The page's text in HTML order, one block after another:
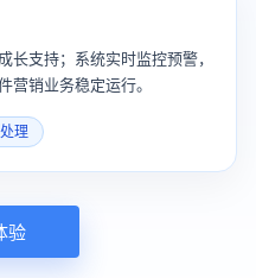
长支持；系统实时监控预警，
营销业务稳定运行。
理
验